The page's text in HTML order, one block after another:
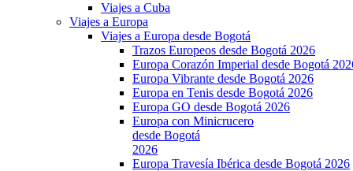
Viajes a Cuba
Viajes a Europa
Viajes a Europa desde Bogotá
Trazos Europeos desde Bogotá 2026
Europa Corazón Imperial desde Bogotá
Europa Vibrante desde Bogotá 2026
Europa en Tenis desde Bogotá 2026
Europa GO desde Bogotá 2026
Europa con Minicrucero
desde Bogotá
2026
Europa Travesía Ibérica desde Bogotá 2026